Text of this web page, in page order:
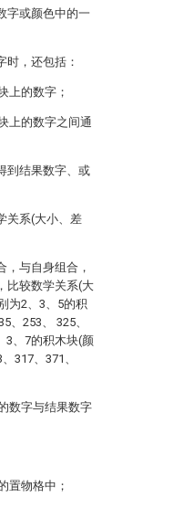
字或颜色中的一
时，还包括：
上的数字；
上的数字之间通
到结果数字、或
关系(大小、差
，与自身组合，
比较数学关系(大
为2、3、5的积
、253、 325、
3、7的积木块(颜
317、371、
数字与结果数字
置物格中；